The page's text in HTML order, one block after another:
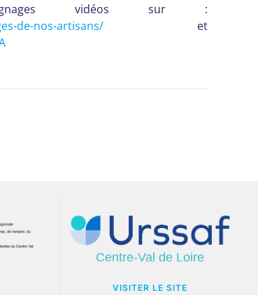
vidéos sur :
de-nos-artisans/ et
VISITER LE SITE